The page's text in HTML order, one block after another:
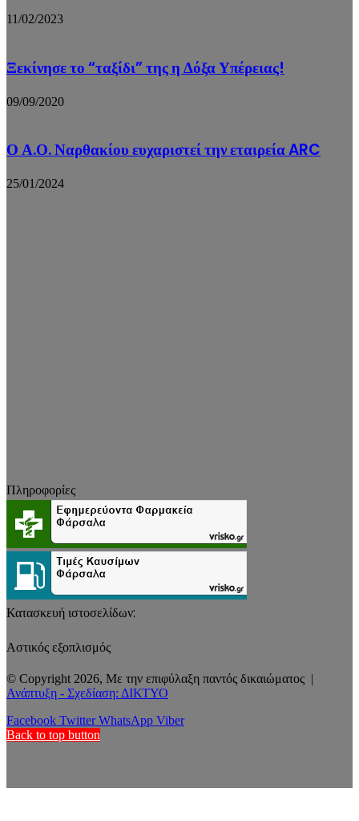
11/02/2023
Ξεκίνησε το “ταξίδι” της η Δόξα Υπέρειας!
09/09/2020
Ο Α.Ο. Ναρθακίου ευχαριστεί την εταιρεία ARC
25/01/2024
Πληροφορίες
Κατασκευή ιστοσελίδων:
Αστικός εξοπλισμός
© Copyright 2026, Με την επιφύλαξη παντός δικαιώματος |
Ανάπτυξη - Σχεδίαση: ΔΙΚΤΥΟ
Facebook Twitter WhatsApp Viber
Back to top button